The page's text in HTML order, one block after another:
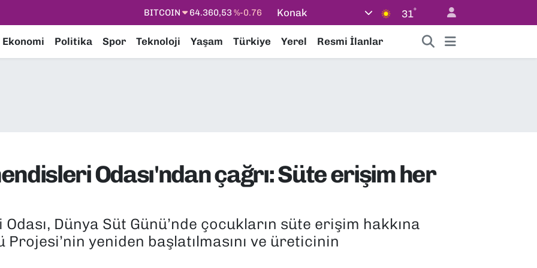
DOLAR 47,7069%0.17
STERLİN
64,1897%0.02
Konak 31°
Ekonomi Politika Spor Teknoloji Yaşam Türkiye Yerel Resmi İlanlar
Odası'ndan çağrı: Süte erişim her
Dünya Süt Günü’nde çocukların süte erişim hakkına
yeniden başlatılmasını ve üreticinin